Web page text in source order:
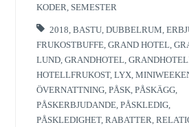
KODER
SEMESTER
2018 ,BASTU ,DUBBELRUM ,
FRUKOSTBUFFE ,GRAND HOTEL ,
LUND ,GRANDHOTEL ,
HOTELLFRUKOST,LYX ,
ÖVERNATTNING ,PÅSK ,PÅSKÄGG
PÅSKERBJUDANDE ,PÅSKLEDIG
PÅSKLEDIGHET,RABATTER ,